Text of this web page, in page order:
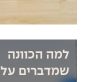
למה הכוונה
שמדברים על